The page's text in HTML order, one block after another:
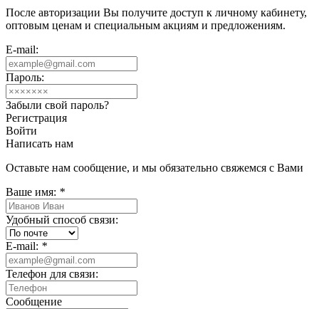
После авторизации Вы получите доступ к личному кабинету,
оптовым ценам и специальным акциям и предложениям.
E-mail:
Пароль:
Забыли свой пароль?
Регистрация
Войти
Написать нам
Оставьте нам сообщение, и мы обязательно свяжемся с Вами
Ваше имя: *
Удобный способ связи:
E-mail: *
Телефон для связи:
Сообщение